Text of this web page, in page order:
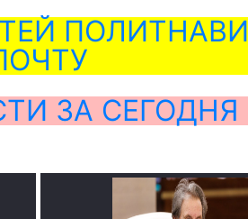
ЗА СЕГОДНЯ